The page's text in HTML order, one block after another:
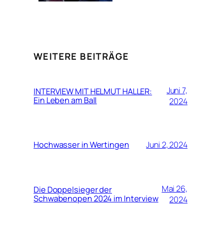
WEITERE BEITRÄGE
INTERVIEW MIT HELMUT HALLER:
Ein Leben am Ball
Juni 7,
2024
Hochwasser in Wertingen Juni 2, 2024
Die Doppelsieger der
Schwabenopen 2024 im Interview
Mai 26,
2024